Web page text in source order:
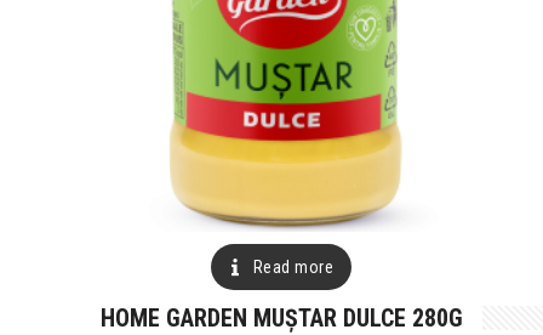
Read more
HOME GARDEN MUȘTAR DULCE 280G